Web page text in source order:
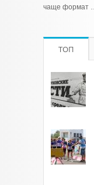
чаще формат …
ТОП